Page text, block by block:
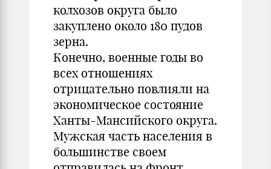
колхозов округа было
закуплено около 180 пудов
зерна.
Конечно, военные годы во
всех отношениях
отрицательно повлияли на
экономическое состояние
Ханты-Мансийского округа.
Мужская часть населения в
большинстве своем